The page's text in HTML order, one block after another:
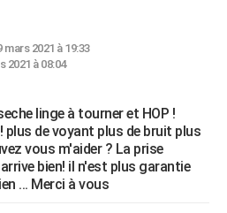
2021 à 19:33
2021 à 08:04
linge à tourner et HOP !
plus de voyant plus de bruit plus
vous m'aider ? La prise
bien! il n'est plus garantie
... Merci à vous